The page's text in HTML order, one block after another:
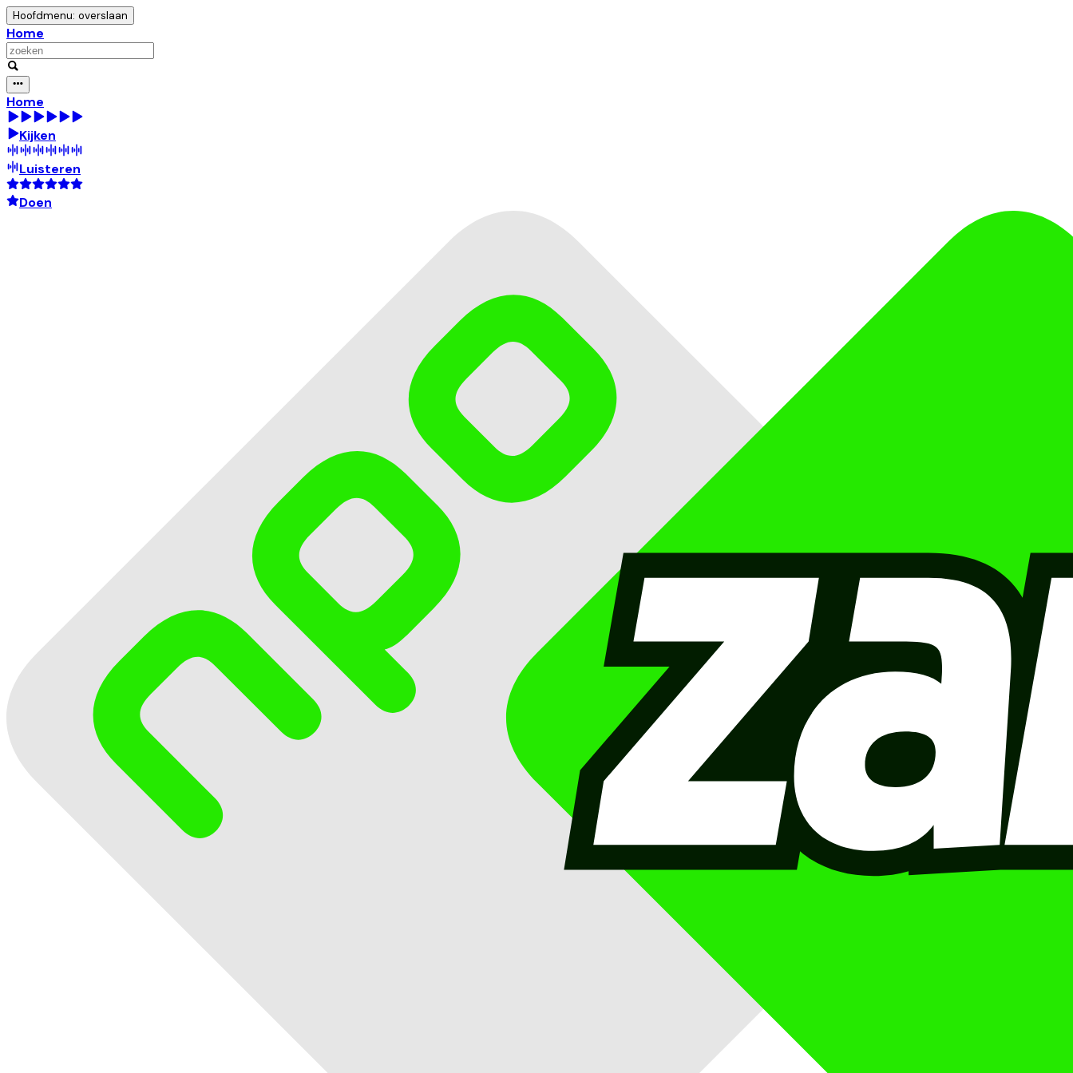
Hoofdmenu: overslaan
Home
Home
Kijken
Luisteren
Doen